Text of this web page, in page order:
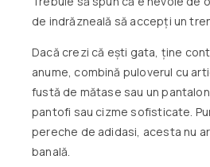
de indrăzneală să accepți un
Dacă crezi că ești gata, ține
anume, combină puloverul cu
fustă de mătase sau un
pantofi sau cizme sofisticate.
pereche de adidasi, acesta nu
banală.